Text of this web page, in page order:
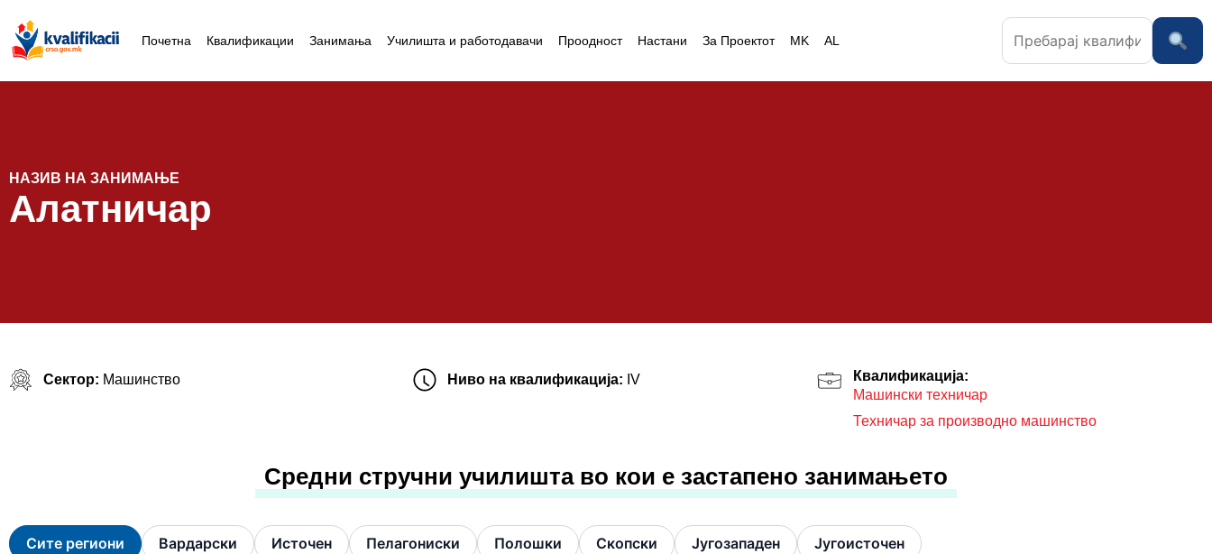
Почетна Квалификации Занимања Училишта и работодавачи Проодност Настани За Проектот MK AL
НАЗИВ НА ЗАНИМАЊЕ
Алатничар
Сектор: Машинство Ниво на квалификација: IV
Квалификација:
Машински техничар
Техничар за производно машинство
Средни стручни училишта во кои е застапено занимањето
Сите региони Вардарски Источен Пелагониски Полошки Скопски Југозападен Југоисточен